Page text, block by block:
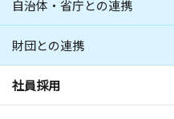
自治体・省庁との連携
財団との連携
社員採用